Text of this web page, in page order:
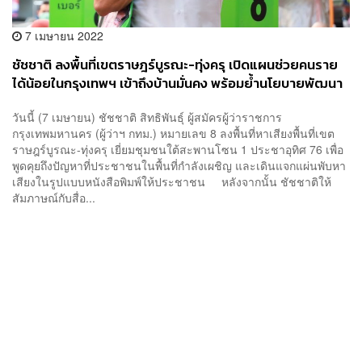
7 เมษายน 2022
ชัชชาติ ลงพื้นที่เขตราษฎร์บูรณะ-ทุ่งครุ เปิดแผนช่วยคนราย
ได้น้อยในกรุงเทพฯ เข้าถึงบ้านมั่นคง พร้อมย้ำนโยบายพัฒนา
วันนี้ (7 เมษายน) ชัชชาติ สิทธิพันธุ์ ผู้สมัครผู้ว่าราชการ
กรุงเทพมหานคร (ผู้ว่าฯ กทม.) หมายเลข 8 ลงพื้นที่หาเสียงพื้นที่เขต
ราษฎร์บูรณะ-ทุ่งครุ เยี่ยมชุมชนใต้สะพานโซน 1 ประชาอุทิศ 76 เพื่อ
พูดคุยถึงปัญหาที่ประชาชนในพื้นที่กำลังเผชิญ และเดินแจกแผ่นพับหา
เสียงในรูปแบบหนังสือพิมพ์ให้ประชาชน หลังจากนั้น ชัชชาติให้
สัมภาษณ์กับสื่อ...